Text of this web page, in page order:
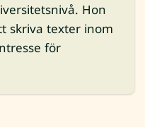
Hon
skriva texter inom
för